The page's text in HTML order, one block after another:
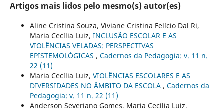
Artigos mais lidos pelo mesmo(s) autor(es)
Aline Cristina Souza, Viviane Cristina Felício Dal Ri,
Maria Cecília Luiz, INCLUSÃO ESCOLAR E AS
VIOLÊNCIAS VELADAS: PERSPECTIVAS
EPISTEMOLÓGICAS , Cadernos da Pedagogia: v. 11 n.
22 (11)
Maria Cecília Luiz, VIOLÊNCIAS ESCOLARES E AS
DIVERSIDADES NO ÂMBITO DA ESCOLA , Cadernos da
Pedagogia: v. 11 n. 22 (11)
Anderson Severiano Gomes, Maria Cecília Luiz,